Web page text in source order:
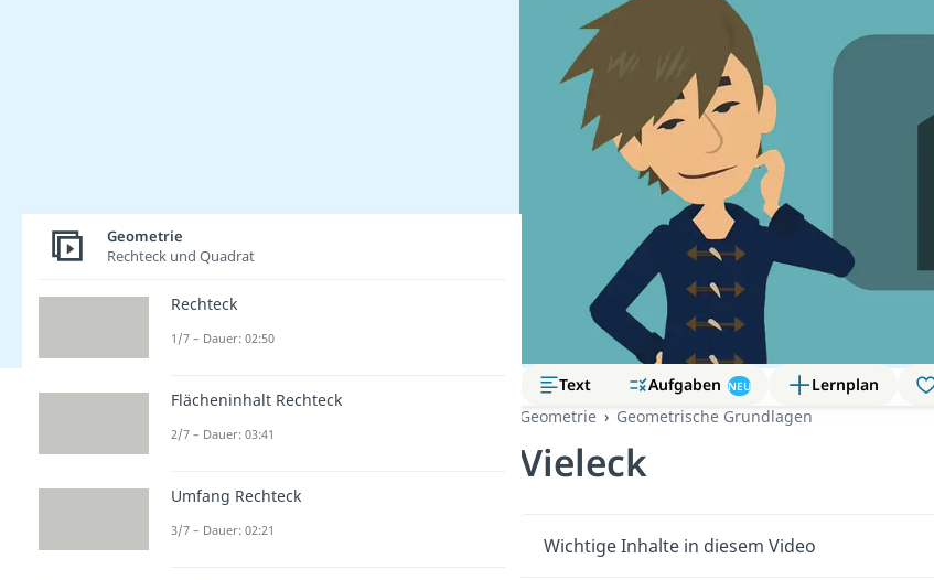
Text Aufgaben NEU Lernplan
Geometrie
Geometrische Grundlagen
Vieleck
Wichtige Inhalte in diesem Video
Geometrie
Rechteck und Quadrat
Rechteck
1/7 – Dauer: 02:50
Flächeninhalt Rechteck
2/7 – Dauer: 03:41
Umfang Rechteck
3/7 – Dauer: 02:21